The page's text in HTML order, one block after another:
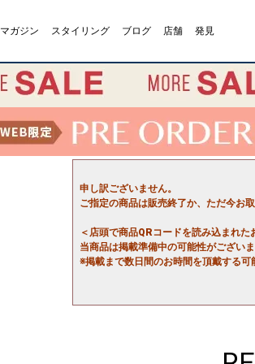
マガジン スタイリング ブログ 店舗 発見
申し訳ございません。
ご指定の商品は販売終了か、ただ今お
＜店頭で商品QRコードを読み込まれた
当商品は掲載準備中の可能性がござい
※掲載まで数日間のお時間を頂戴する可